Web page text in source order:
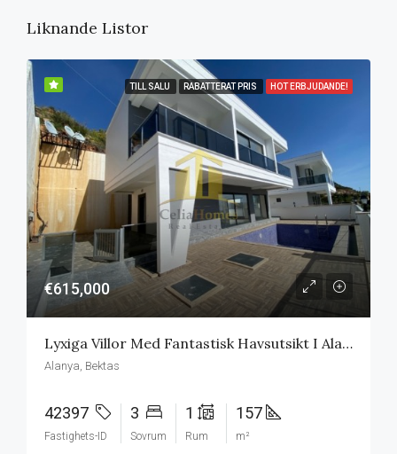
Liknande Listor
TILL SALU RABATTERAT PRIS HOT ERBJUDANDE!
€615,000
Lyxiga Villor Med Fantastisk Havsutsikt I Alanya
Alanya, Bektas
42397
Fastighets-ID
3
Sovrum
1
Rum
157
m²